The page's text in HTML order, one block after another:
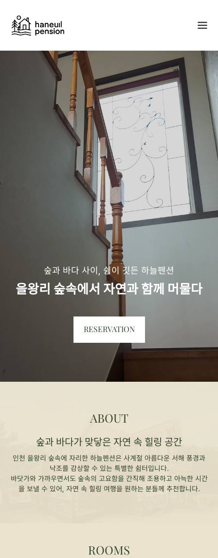
숲과 바다 사이, 쉼이 깃든 하늘펜션
을왕리 숲속에서 자연과 함께 머물다
RESERVATION
ABOUT
숲과 바다가 맞닿은 자연 속 힐링 공간
인천 을왕리 숲속에 자리한 하늘펜션은 사계절 아름다운 서해 풍경과
낙조를 감상할 수 있는 특별한 쉼터입니다.
바닷가와 가까우면서도 숲속의 고요함을 간직해 조용하고 아늑한 시간
을 보낼 수 있어, 자연 속 힐링 여행을 원하는 분들께 추천합니다.
ROOMS